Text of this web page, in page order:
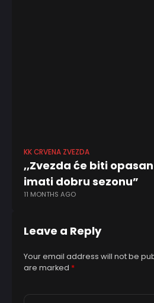
KK CRVENA ZVEZDA
,,Zvezda će biti
imati dobru sezonu”
11 MONTHS AGO
Leave a Reply
Your email address will not be
are marked *